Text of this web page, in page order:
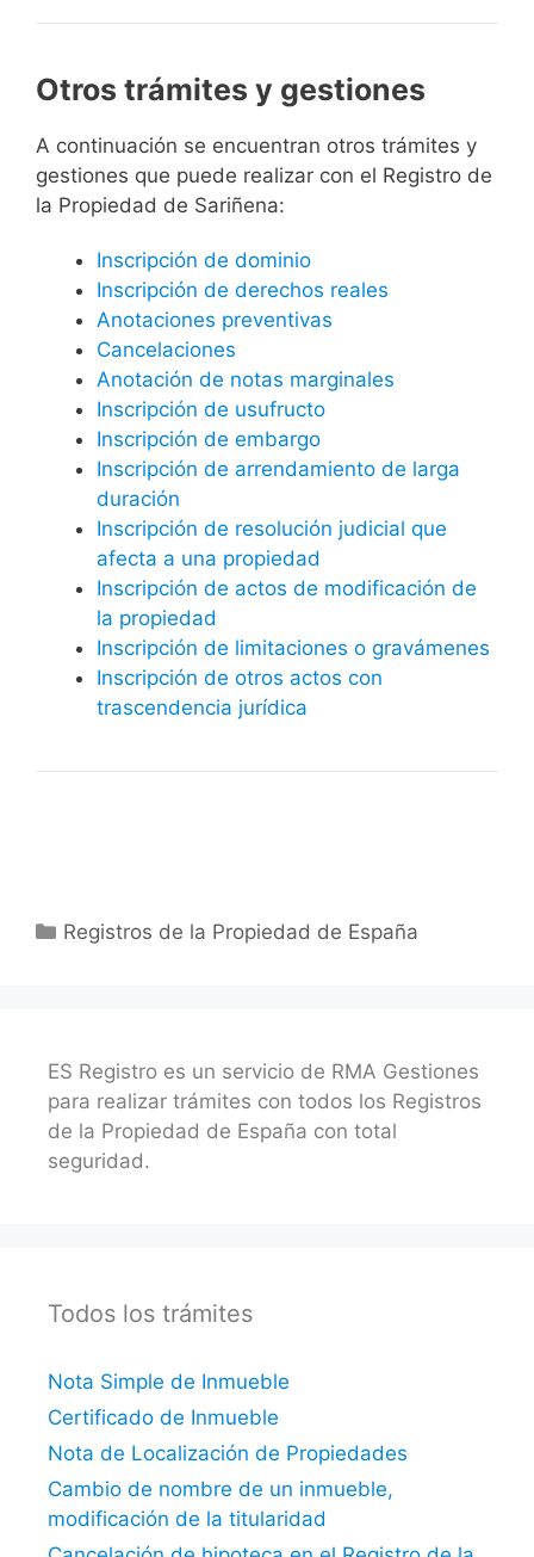
Otros trámites y gestiones
A continuación se encuentran otros trámites y
gestiones que puede realizar con el Registro de
la Propiedad de Sariñena:
Inscripción de dominio
Inscripción de derechos reales
Anotaciones preventivas
Cancelaciones
Anotación de notas marginales
Inscripción de usufructo
Inscripción de embargo
Inscripción de arrendamiento de larga
duración
Inscripción de resolución judicial que
afecta a una propiedad
Inscripción de actos de modificación de
la propiedad
Inscripción de limitaciones o gravámenes
Inscripción de otros actos con
trascendencia jurídica
Categorías
Registros de la Propiedad de España
ES Registro es un servicio de RMA Gestiones
para realizar trámites con todos los Registros
de la Propiedad de España con total
seguridad.
Todos los trámites
Nota Simple de Inmueble
Certificado de Inmueble
Nota de Localización de Propiedades
Cambio de nombre de un inmueble,
modificación de la titularidad